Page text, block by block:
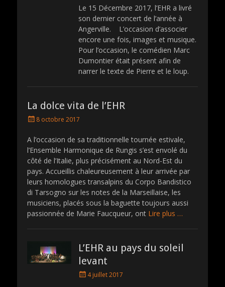
s
e
d
o
n
Le 15 Décembre 2017, l’EHR a livré
son dernier concert de l’année à
Angerville. L’occasion d’associer
encore une fois, images et musique.
Pour l’occasion, le comédien Marc
Dumontier était présent afin de
narrer le texte de Pierre et le loup.
La dolce vita de l’EHR
P
s
t
e
d
o
n
8 octobre 2017
A l’occasion de sa traditionnelle tournée estivale,
l’Ensemble Harmonique de Rungis s’est envolé du
côté de l’Italie, plus précisément au Nord-Est du
pays. Accueillis chaleureusement à leur arrivée par
leurs homologues transalpins du Corpo Bandistico
di Tarsogno sur les notes de la Marseillaise, les
musiciens, placés sous la baguette toujours aussi
passionnée de Marie Faucqueur, ont Lire plus …
L’EHR au pays du soleil
levant
P
4 juillet 2017